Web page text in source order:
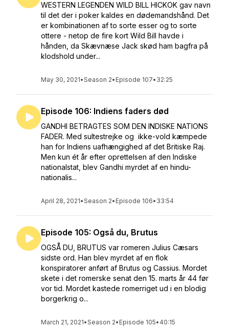
WESTERN LEGENDEN WILD BILL HICKOK gav navn
til det der i poker kaldes en dødemandshånd. Det
er kombinationen af to sorte esser og to sorte
ottere - netop de fire kort Wild Bill havde i
hånden, da Skævnæse Jack skød ham bagfra på
klodshold under...
May 30, 2021•Season 2• Episode 107• 32:25
Episode 106: Indiens faders død
GANDHI BETRAGTES SOM DEN INDISKE NATIONS
FADER. Med sultestrejke og ikke-vold kæmpede
han for Indiens uafhængighed af det Britiske Raj.
Men kun ét år efter oprettelsen af den Indiske
nationalstat, blev Gandhi myrdet af en hindu-
nationalis...
April 28, 2021•Season 2• Episode 106• 33:54
Episode 105: Også du, Brutus
OGSÅ DU, BRUTUS var romeren Julius Cæsars
sidste ord. Han blev myrdet af en flok
konspiratorer anført af Brutus og Cassius. Mordet
skete i det romerske senat den 15. marts år 44 før
vor tid. Mordet kastede romerriget ud i en blodig
borgerkrig o...
March 21, 2021•Season 2• Episode 105• 40:15